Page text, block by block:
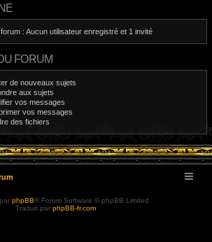
: Aucun utilisateur enregistré et 1 invité
FORUM
de nouveaux sujets
aux sujets
vos messages
vos messages
des fichiers
phpBB® Forum Software © phpBB Limited
Traduit par phpBB-fr.com